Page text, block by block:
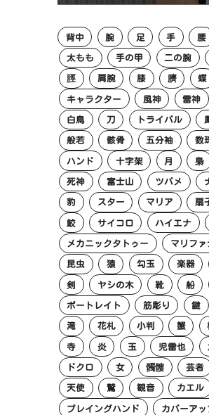
背中 腕 足 手 腰
太もも
手の甲 二の腕
脛
肩腕 膝 臍 蝶
キャラクター
風神 雷神
白鳥
刀 トライバル
般若
骸骨 五分袖 数
ハンド
十字架 月 梟
死神
富士山 ツバメ
豹
スター マリア 扇
鮫
サイコロ ハイエナ
メカニックタトゥー
マリファ
昆虫
猿 勾玉 楽器
剣
ヤシの木 靴 船
ポートレイト
筋彫り 鍵
滝
花札 小判 蟹
寺
炎 玉 児雷也
ドクロ
女 髑髏 芸者
天使
鷲 観音 カエル
プレイングハンド
カバーアッ